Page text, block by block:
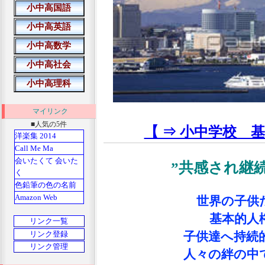
【 ⇒ 小中学校
”共感され継
世界の子供
基本的人
子供達へ持続
人々の絆の中
マイリンク
■人気の5件
洋楽集 2014
Call Me Ma
会いたくて 会いた
く
色鉛筆の色の名前
Amazon Web